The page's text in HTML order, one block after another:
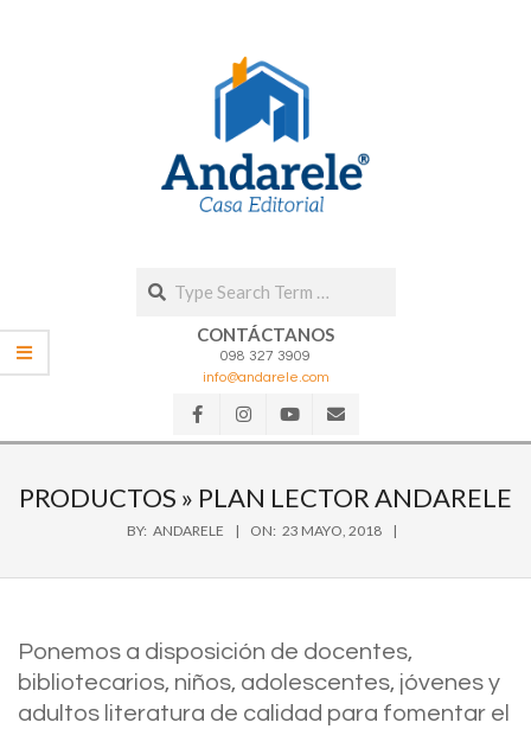
CONTÁCTANOS
098 327 3909
info@andarele.com
Navigation
Menu
PRODUCTOS » PLAN LECTOR ANDARELE
BY: ANDARELE ON: 23 MAYO, 2018
Ponemos a disposición de docentes,
bibliotecarios, niños, adolescentes, jóvenes y
adultos literatura de calidad para fomentar el